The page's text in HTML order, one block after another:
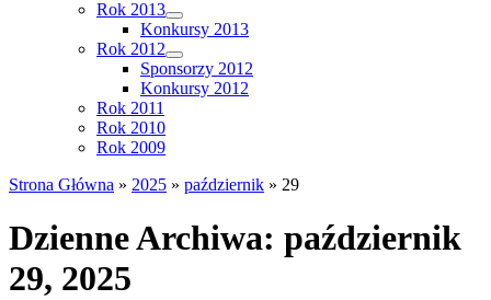
Rok 2013
Konkursy 2013
Rok 2012
Sponsorzy 2012
Konkursy 2012
Rok 2011
Rok 2010
Rok 2009
Strona Główna » 2025 » październik » 29
Dzienne Archiwa: październik
29, 2025